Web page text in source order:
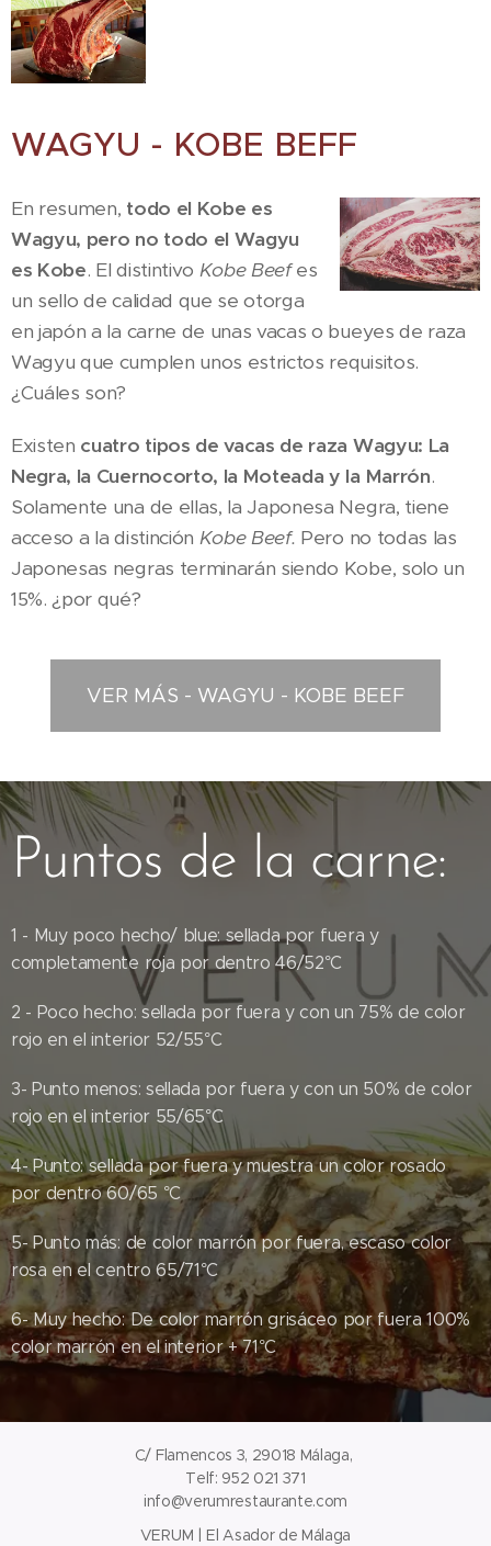
WAGYU - KOBE BEFF
En resumen, todo el Kobe es
Wagyu, pero no todo el Wagyu
es Kobe. El distintivo Kobe Beefes
un sello de calidad que se otorga
en japón a la carne de unas vacas o bueyes de raza
Wagyu que cumplen unos estrictos requisitos.
¿Cuáles son?
Existen cuatro tipos de vacas de raza Wagyu: La
Negra, la Cuernocorto, la Moteada y la Marrón.
Solamente una de ellas, la Japonesa Negra, tiene
acceso a la distinción Kobe Beef. Pero no todas las
Japonesas negras terminarán siendo Kobe, solo un
15%. ¿por qué?
VER MÁS - WAGYU - KOBE BEEF
Puntos de la carne:
1 - Muy poco hecho/ blue: sellada por fuera y
completamente roja por dentro 46/52°C
2 - Poco hecho: sellada por fuera y con un 75% de color
rojo en el interior 52/55°C
3- Punto menos: sellada por fuera y con un 50% de color
rojo en el interior 55/65°C
4- Punto: sellada por fuera y muestra un color rosado
por dentro 60/65 °C
5- Punto más: de color marrón por fuera, escaso color
rosa en el centro 65/71°C
6- Muy hecho: De color marrón grisáceo por fuera 100%
color marrón en el interior + 71°C
C/ Flamencos 3, 29018 Málaga,
Telf: 952 021 371
info@verumrestaurante.com
VERUM | El Asador de Málaga